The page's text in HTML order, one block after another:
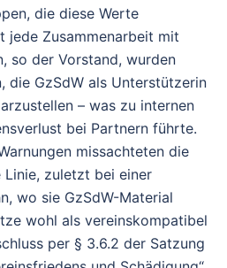
die diese Werte
jede Zusammenarbeit mit
so der Vorstand, wurden
die GzSdW als Unterstützerin
– was zu internen
bei Partnern führte.
missachteten die
zuletzt bei einer
wo sie GzSdW-Material
wohl als vereinskompatibel
per § 3.6.2 der Satzung